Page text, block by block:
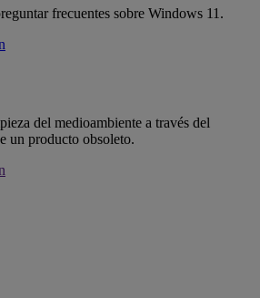
frecuentes sobre Windows 11.
del medioambiente a través del
un producto obsoleto.